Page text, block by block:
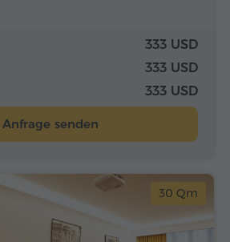
333 USD
333 USD
333 USD
Anfrage senden
30 Qm